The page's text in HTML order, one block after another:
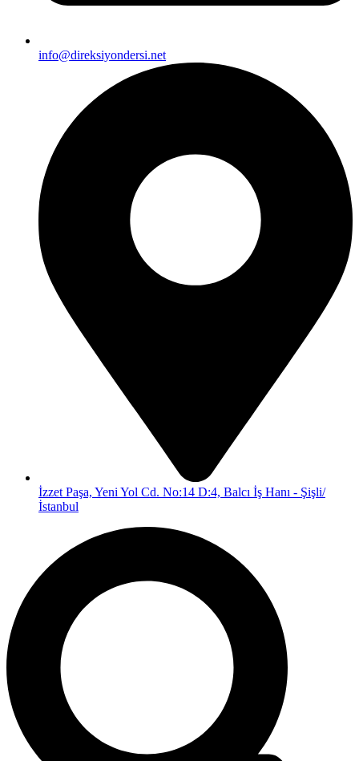
info@direksiyondersi.net
İzzet Paşa, Yeni Yol Cd. No:14 D:4, Balcı İş Hanı - Şişli/
İstanbul